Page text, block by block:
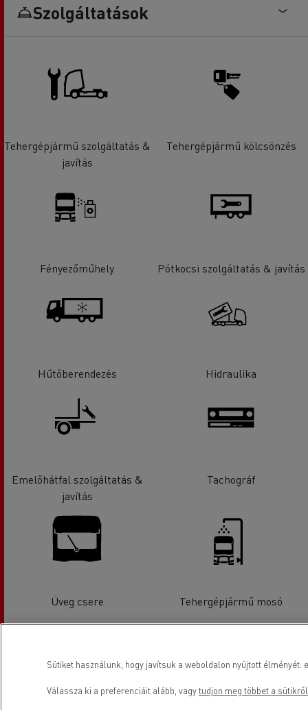
Szolgáltatások
Tehergépjármű szolgáltatás &
javítás
Tehergépjármű kölcsönzés
Fényezőműhely Pótkocsi szolgáltatás & javítás
Hűtőberendezés Hidraulika
Emelőhátfal szolgáltatás &
javítás
Tachográf
Üveg csere Tehergépjármű mosó
Sütiket használunk, hogy javítsuk a weboldalon nyújtott
Válassza ki a preferenciáit alább, vagytudjon meg többet a